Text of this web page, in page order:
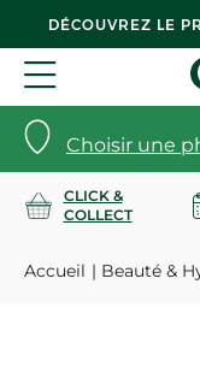
DÉCOUVREZ LE
Choisir une
CLICK &
COLLECT
Accueil Beauté &